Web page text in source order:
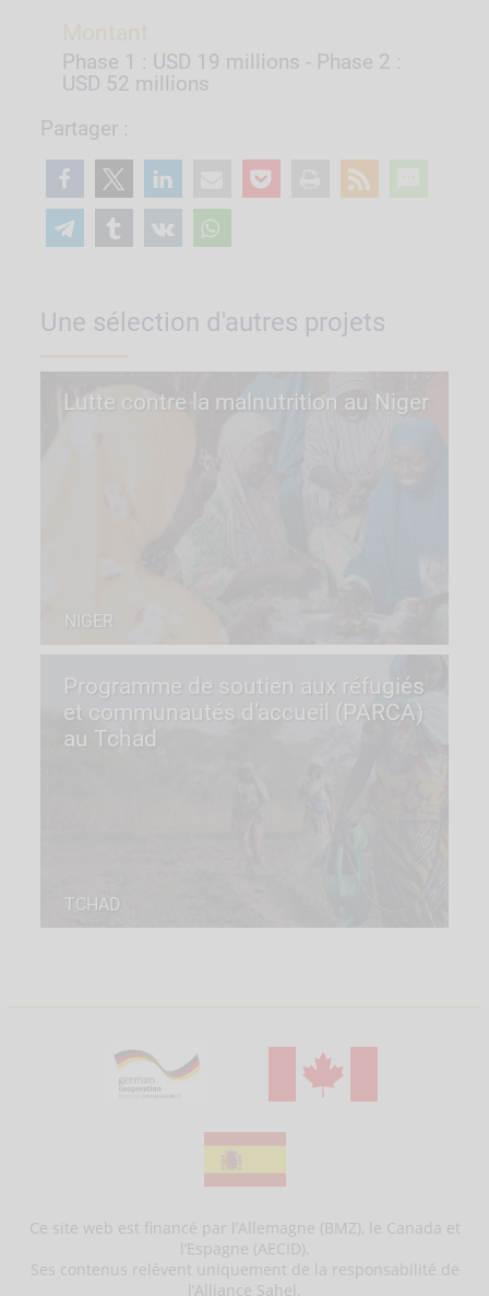
Phase 1 : USD 19 millions - Phase 2 :
USD 52 millions
Partager :
Une sélection d'autres projets
Lutte contre la malnutrition au Niger
NIGER
Programme de soutien aux réfugiés
et communautés d’accueil (PARCA)
au Tchad
TCHAD
Ce site web est financé par l’Allemagne (BMZ), le Canada et
l’Espagne (AECID).
Ses contenus relèvent uniquement de la responsabilité de
l’Alliance Sahel.